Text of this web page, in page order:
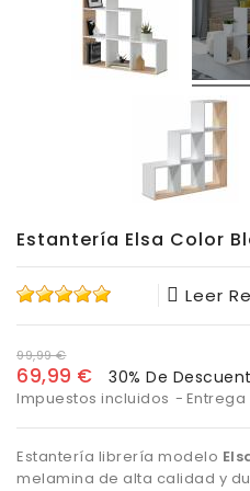
Estantería Elsa Color
Leer
99,99 €
69,99 € 30% De
Impuestos incluidos
Estantería librería modelo
melamina de alta calidad y